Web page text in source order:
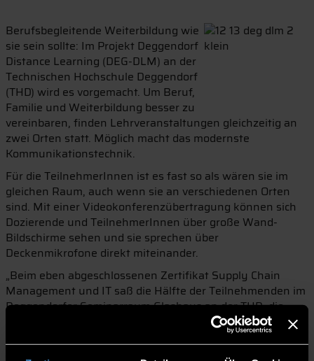
Berufsbegleitende Weiterbildung wie
sie sein sollte: Im Projekt Deggendorf
Distance Learning (DEG-DLM) an der
Technischen Hochschule Deggendorf
(THD) wird es vorgemacht. Um Beruf,
Familie und Weiterbildung besser zu
vereinbaren, finden Lehrveranstaltungen gleichzeitig an
zwei Orten statt. Möglich macht das modernste
Kommunikationstechnik.
Für die TeilnehmerInnen ist es fast so als wären sie im
gleichen Raum, auch wenn sie an verschiedenen Orten
sind. Mit einer Videokonferenzübertragung können sich
Dozierende und TeilnehmerInnen über große Wand-
Bildschirme sehen und sie sprechen über
Deckenmikrofone direkt miteinander.
„Beim eben abgeschlossenen Zertifikat Supply Chain
Management und IT saß die Hälfte der Teilnehmenden im
Deggendorfer Seminarraum Glashaus an der THD, die
andere Hälfte in Grafenau in den Räumlichkeiten des
Technologiecampus“, berichtet Gabriele Weng,